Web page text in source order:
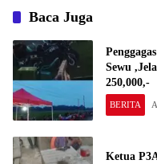
Baca Juga
Sewu
250,000,-
BERITA
Ketua